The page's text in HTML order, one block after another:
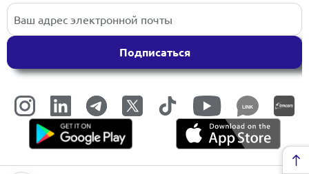
Подписаться
LINK